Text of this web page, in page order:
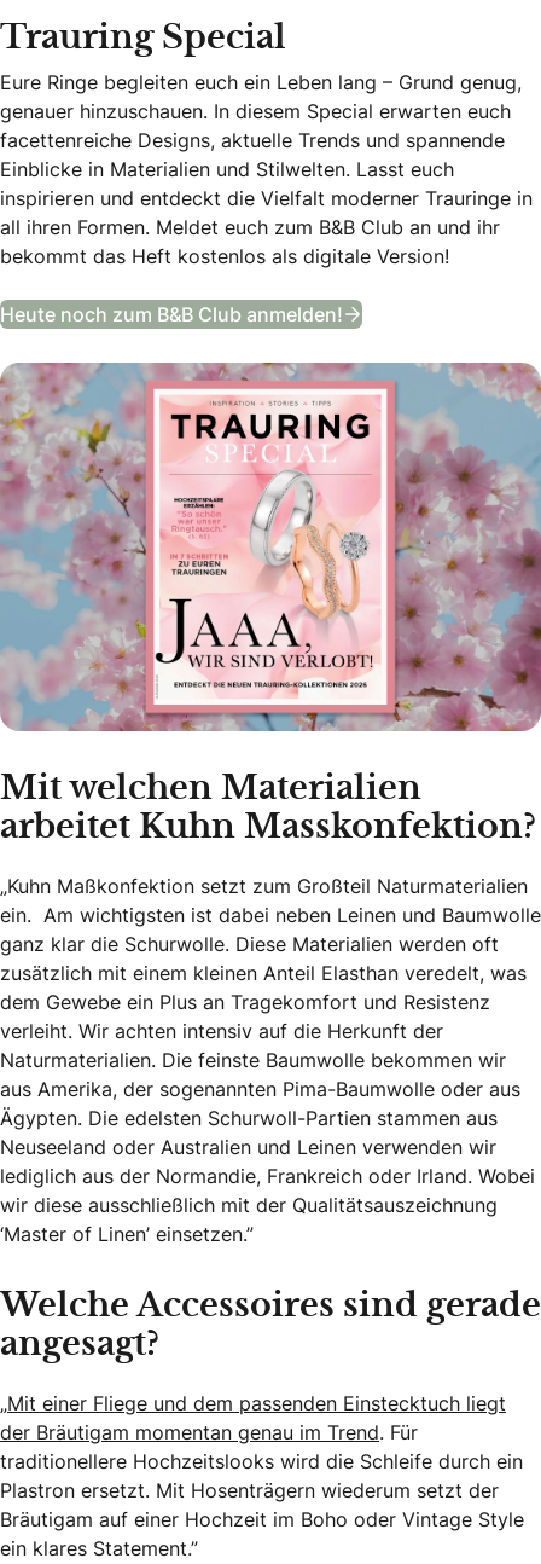
Trauring Special
Eure Ringe begleiten euch ein Leben lang – Grund genug,
genauer hinzuschauen. In diesem Special erwarten euch
facettenreiche Designs, aktuelle Trends und spannende
Einblicke in Materialien und Stilwelten. Lasst euch
inspirieren und entdeckt die Vielfalt moderner Trauringe in
all ihren Formen. Meldet euch zum B&B Club an und ihr
bekommt das Heft kostenlos als digitale Version!
Heute noch zum B&B Club anmelden! Trauring Special
Mit welchen Materialien
arbeitet Kuhn Masskonfektion?
„Kuhn Maßkonfektion setzt zum Großteil Naturmaterialien
ein. Am wichtigsten ist dabei neben Leinen und Baumwolle
ganz klar die Schurwolle. Diese Materialien werden oft
zusätzlich mit einem kleinen Anteil Elasthan veredelt, was
dem Gewebe ein Plus an Tragekomfort und Resistenz
verleiht. Wir achten intensiv auf die Herkunft der
Naturmaterialien. Die feinste Baumwolle bekommen wir
aus Amerika, der sogenannten Pima-Baumwolle oder aus
Ägypten. Die edelsten Schurwoll-Partien stammen aus
Neuseeland oder Australien und Leinen verwenden wir
lediglich aus der Normandie, Frankreich oder Irland. Wobei
wir diese ausschließlich mit der Qualitätsauszeichnung
‘Master of Linen’ einsetzen.”
Welche Accessoires sind gerade
angesagt?
„Mit einer Fliege und dem passenden Einstecktuch liegt
der Bräutigam momentan genau im Trend. Für
traditionellere Hochzeitslooks wird die Schleife durch ein
Plastron ersetzt. Mit Hosenträgern wiederum setzt der
Bräutigam auf einer Hochzeit im Boho oder Vintage Style
ein klares Statement.”